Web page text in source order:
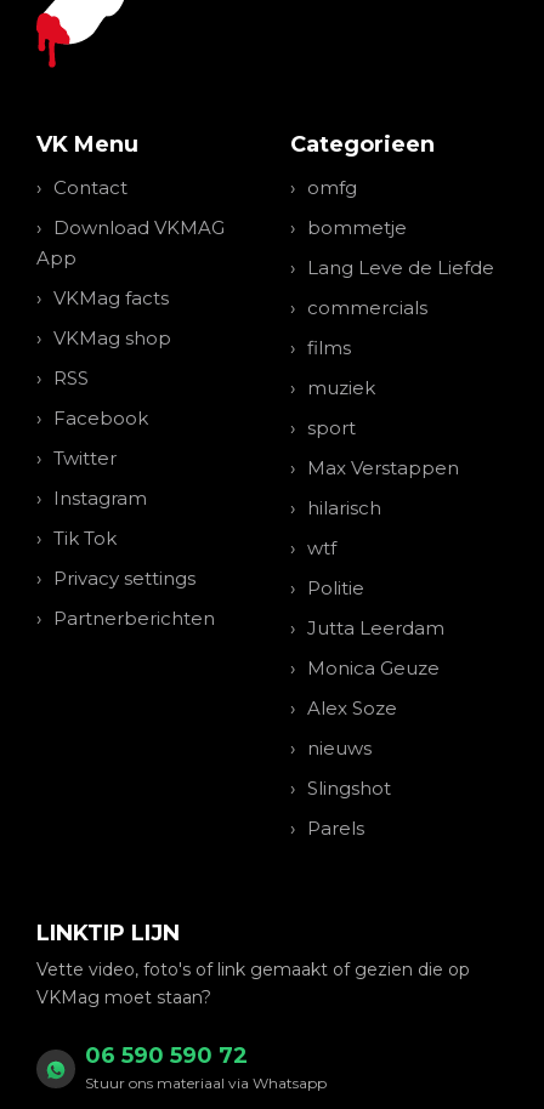
VK Menu
Contact
Download VKMAG
App
VKMag facts
VKMag shop
RSS
Facebook
Twitter
Instagram
Tik Tok
Privacy settings
Partnerberichten
Categorieen
omfg
bommetje
Lang Leve de Liefde
commercials
films
muziek
sport
Max Verstappen
hilarisch
wtf
Politie
Jutta Leerdam
Monica Geuze
Alex Soze
nieuws
Slingshot
Parels
LINKTIP LIJN
Vette video, foto's of link gemaakt of gezien die op
VKMag moet staan?
06 590 590 72
Stuur ons materiaal via Whatsapp